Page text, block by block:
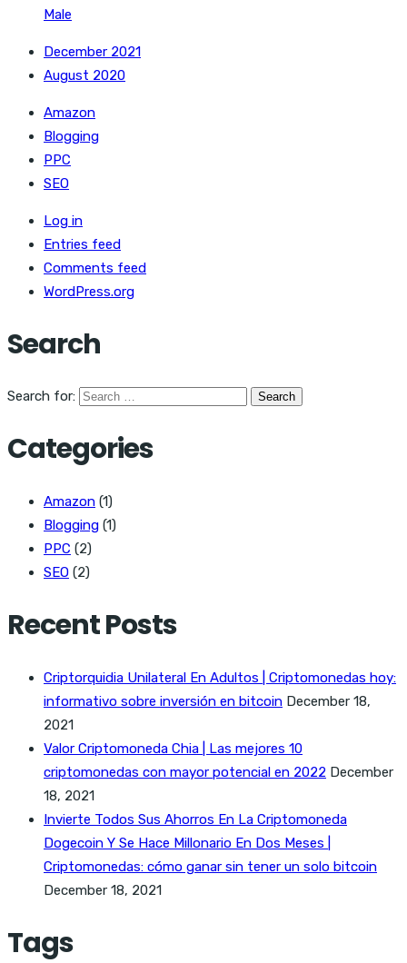
Male
December 2021
August 2020
Amazon
Blogging
PPC
SEO
Log in
Entries feed
Comments feed
WordPress.org
Search
Search for:
Categories
Amazon (1)
Blogging (1)
PPC (2)
SEO (2)
Recent Posts
Criptorquidia Unilateral En Adultos | Criptomonedas hoy:
informativo sobre inversión en bitcoin December 18,
2021
Valor Criptomoneda Chia | Las mejores 10
criptomonedas con mayor potencial en 2022 December
18, 2021
Invierte Todos Sus Ahorros En La Criptomoneda
Dogecoin Y Se Hace Millonario En Dos Meses |
Criptomonedas: cómo ganar sin tener un solo bitcoin
December 18, 2021
Tags